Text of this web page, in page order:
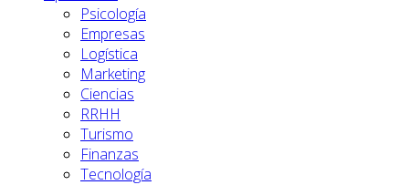
Psicología
Empresas
Logística
Marketing
Ciencias
RRHH
Turismo
Finanzas
Tecnología